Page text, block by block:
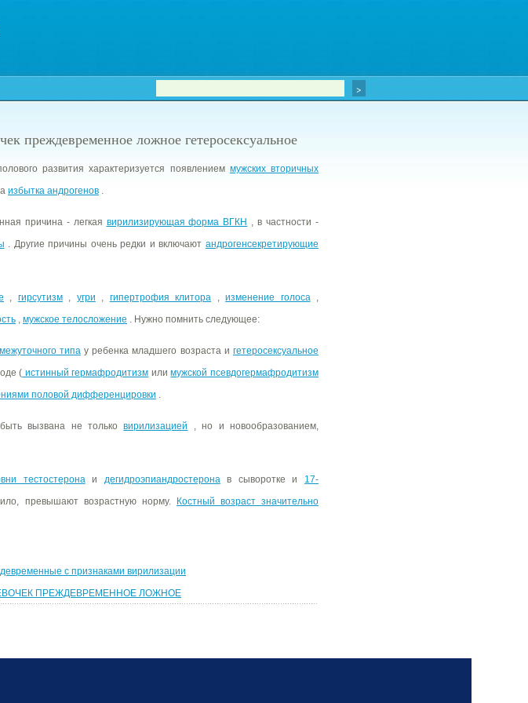
преждевременное ложное гетеросексуальное
развития характеризуется появлением мужских вторичных
избытка андрогенов .
причина - легкая вирилизирующая форма ВГКН , в частности -
. Другие причины очень редки и включаютандрогенсекретирующие
, гирсутизм, угри , гипертрофия клитора ,изменение голоса,
, мужское телосложение . Нужно помнить следующее:
типау ребенка младшего возраста игетеросексуальное
( истинный гермафродитизм илимужской псевдогермафродитизм
половой дифференцировки .
вызвана не тольковирилизацией , но и новообразованием,
тестостеронаи дегидроэпиандростеронав сыворотке и 17-
превышают возрастную норму.
Костный возраст значительно
с признаками вирилизации
ПРЕЖДЕВРЕМЕННОЕ ЛОЖНОЕ